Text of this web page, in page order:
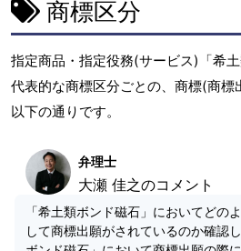
商標区分
指定商品・指定役務(サービス)「希
代表的な商標区分ごとの、商標(商標
以下の通りです。
弁理士
大瀬 佳之のコメント
「希土類ボンド磁石」においてどの
して商標出願がされているのか確認